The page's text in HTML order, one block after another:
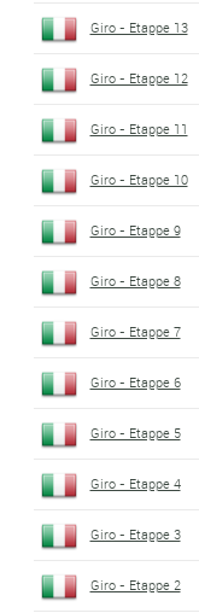
Giro - Etappe 13
Giro - Etappe 12
Giro - Etappe 11
Giro - Etappe 10
Giro - Etappe 9
Giro - Etappe 8
Giro - Etappe 7
Giro - Etappe 6
Giro - Etappe 5
Giro - Etappe 4
Giro - Etappe 3
Giro - Etappe 2